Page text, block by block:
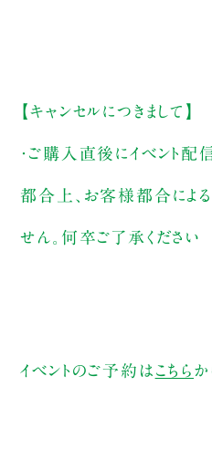
【キャンセルにつきまして】
・ご購入直後にイベント
都合上、お客様都合による
せん。何卒ご了承ください
イベントのご予約は こちら か